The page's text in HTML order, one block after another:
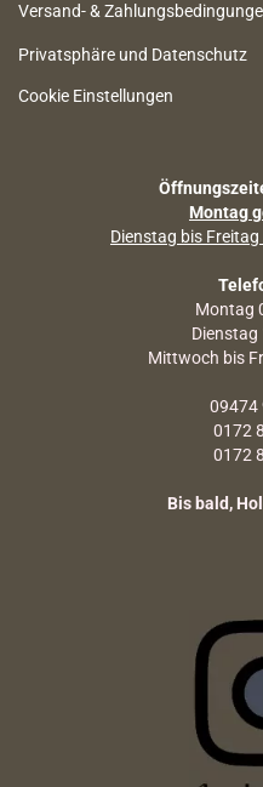
Versand- &
Privatsphäre und Datenschutz
Cookie Einstellungen
Montag
Dienstag bis
Montag
Dienstag
Mittwoch bis
09474
0172
0172
Bis bald,